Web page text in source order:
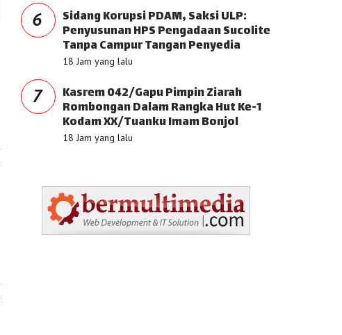
6 Sidang Korupsi PDAM, Saksi ULP:
Penyusunan HPS Pengadaan Sucolite
Tanpa Campur Tangan Penyedia
18 Jam yang lalu
7 Kasrem 042/Gapu Pimpin Ziarah
Rombongan Dalam Rangka Hut Ke-1
Kodam XX/Tuanku Imam Bonjol
18 Jam yang lalu